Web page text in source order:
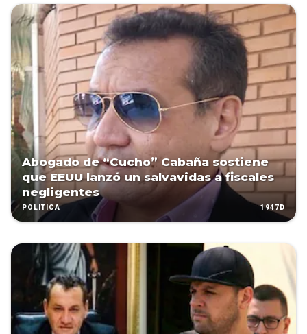
Abogado de “Cucho” Cabaña sostiene
que EEUU lanzó un salvavidas a fiscales
negligentes
POLÍTICA 1947D